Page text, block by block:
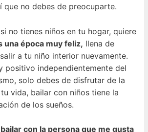
que no debes de preocuparte.
no tienes niños en tu hogar, quiere
una época muy feliz, llena de
a tu niño interior nuevamente.
positivo independientemente del
solo debes de disfrutar de la
vida, bailar con niños tiene la
de los sueños.
con la persona que me gusta